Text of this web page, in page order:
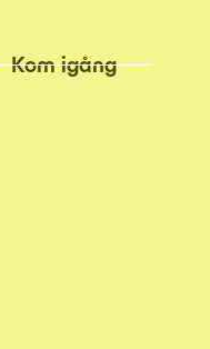
Kom igång